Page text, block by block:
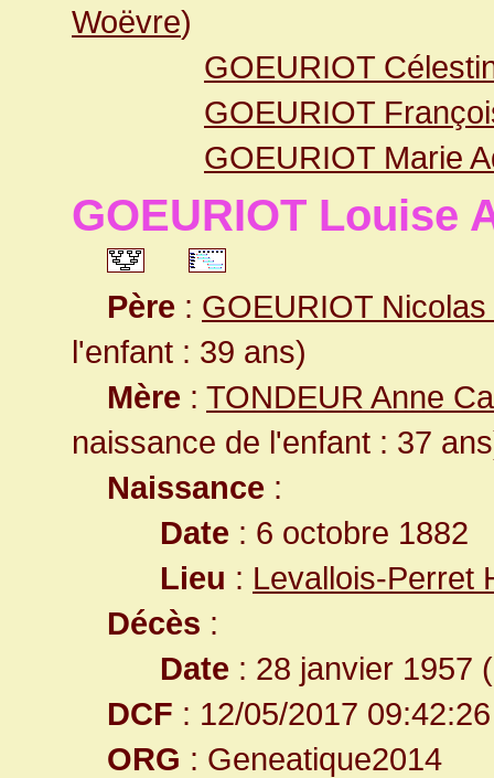
Woëvre)
GOEURIOT
GOEURIOT
GOEURIOT Marie
GOEURIOT Louise
Père : GOEURIOT
l'enfant : 39 ans)
Mère : TONDEUR Anne
naissance de l'enfant : 37
Naissance :
Date : 6 octobre 1882
Lieu : Levallois-Perret
Décès :
Date : 28 janvier 1957
DCF : 12/05/2017 09:42:26
ORG : Geneatique2014